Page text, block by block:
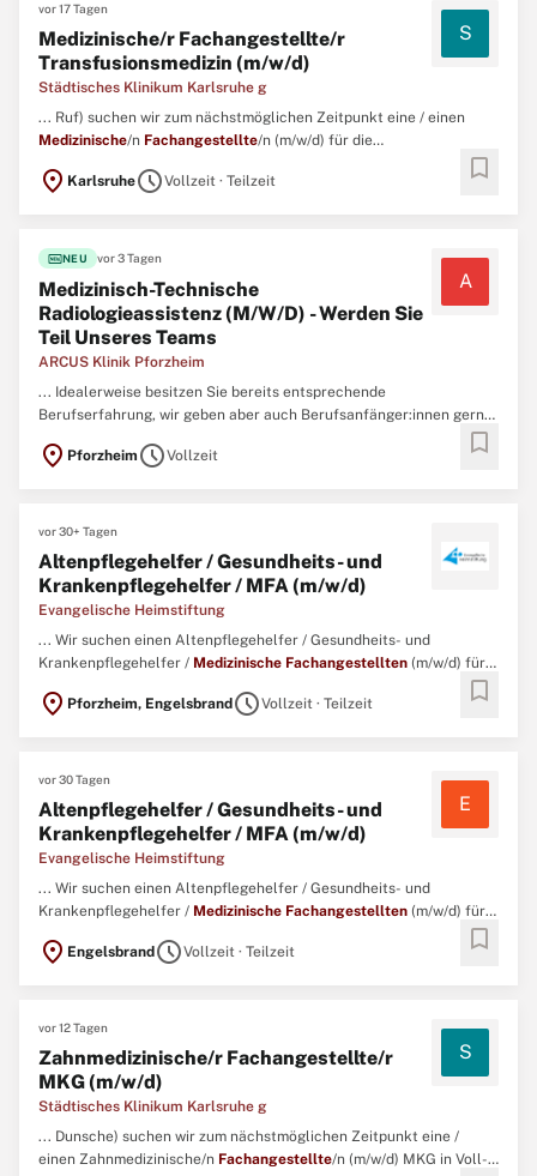
vor 17 Tagen
Medizinische/r Fachangestellte/r
Transfusionsmedizin (m/w/d)
Städtisches Klinikum Karlsruhe g
S
... Ruf) suchen wir zum nächstmöglichen Zeitpunkt eine / einen
Medizinische/n Fachangestellte/n (m/w/d) für die
Transfusionsmedizin in Teilzeit zwischen 19 und 25 Wochenstunden.
Die Position ist für 24 Monate befristet zu besetzen. ...
location_on KarlsruhescheduleVollzeit · Teilzeit bookmark
fiber_newNEU vor 3 Tagen
Medizinisch-Technische
Radiologieassistenz (M/W/D) - Werden Sie
Teil Unseres Teams
ARCUS Klinik Pforzheim
A
... Idealerweise besitzen Sie bereits entsprechende
Berufserfahrung, wir geben aber auch Berufsanfänger:innen gerne
Persönlichkeit und der Umgang mit Menschen bereitet Ihnen
location_on Pforzheim scheduleVollzeit bookmark
vor 30+ Tagen
Altenpflegehelfer / Gesundheits- und
Krankenpflegehelfer / MFA (m/w/d)
Evangelische Heimstiftung
... Wir suchen einen Altenpflegehelfer / Gesundheits- und
Krankenpflegehelfer / Medizinische Fachangestellten (m/w/d) für
Grundpflege und einfache Behandlungspflege durch. Du hilfst den
location_on Pforzheim, Engelsbrand scheduleVollzeit · Teilzeit bookmark
vor 30 Tagen
Altenpflegehelfer / Gesundheits- und
Krankenpflegehelfer / MFA (m/w/d)
Evangelische Heimstiftung
E
... Wir suchen einen Altenpflegehelfer / Gesundheits- und
Krankenpflegehelfer / Medizinische Fachangestellten (m/w/d) für
das Fachpflegeheim in Engelsbrand. Original Stellenanzeige auf
StepStone.de bit.ly/4w2X7RCAPCT1_DE ...
location_on Engelsbrand scheduleVollzeit · Teilzeit bookmark
vor 12 Tagen
Zahnmedizinische/r Fachangestellte/r
MKG (m/w/d)
Städtisches Klinikum Karlsruhe g
S
... Dunsche) suchen wir zum nächstmöglichen Zeitpunkt eine /
einen Zahnmedizinische/n Fachangestellte/n (m/w/d) MKG in Voll-